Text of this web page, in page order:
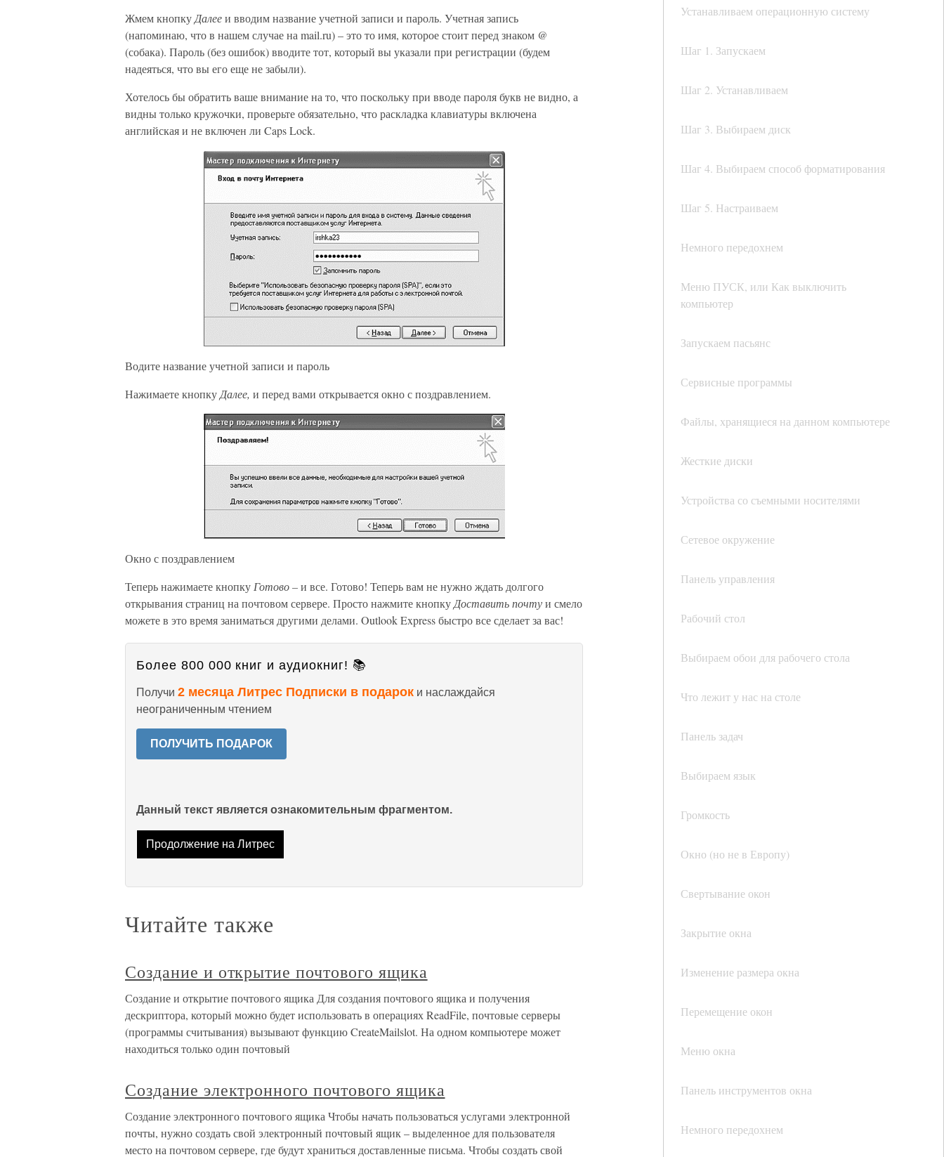
Устанавливаем операционную систему
Шаг 1. Запускаем
Шаг 2. Устанавливаем
Шаг 3. Выбираем диск
Шаг 4. Выбираем способ форматирования
Шаг 5. Настраиваем
Немного передохнем
Меню ПУСК, или Как выключить
компьютер
Запускаем пасьянс
Сервисные программы
Файлы, хранящиеся на данном компьютере
Жесткие диски
Устройства со съемными носителями
Сетевое окружение
Панель управления
Рабочий стол
Выбираем обои для рабочего стола
Что лежит у нас на столе
Панель задач
Выбираем язык
Громкость
Окно (но не в Европу)
Свертывание окон
Закрытие окна
Изменение размера окна
Перемещение окон
Меню окна
Панель инструментов окна
Немного передохнем
Жмем кнопку Далееи вводим название учетной записи и пароль. Учетная запись
(напоминаю, что в нашем случае на mail.ru) – это то имя, которое стоит перед знаком @
(собака). Пароль (без ошибок) вводите тот, который вы указали при регистрации (будем
надеяться, что вы его еще не забыли).
Хотелось бы обратить ваше внимание на то, что поскольку при вводе пароля букв не видно, а
видны только кружочки, проверьте обязательно, что раскладка клавиатуры включена
английская и не включен ли Caps Lock.
Водите название учетной записи и пароль
Нажимаете кнопку Далее, и перед вами открывается окно с поздравлением.
Окно с поздравлением
Теперь нажимаете кнопку Готово –и все. Готово! Теперь вам не нужно ждать долгого
открывания страниц на почтовом сервере. Просто нажмите кнопку Доставить почтуи смело
можете в это время заниматься другими делами. Outlook Express быстро все сделает за вас!
Более 800 000 книг и аудиокниг! 📚
Получи 2 месяца Литрес Подписки в подарок и наслаждайся
неограниченным чтением
ПОЛУЧИТЬ ПОДАРОК
Данный текст является ознакомительным фрагментом.
Продолжение на Литрес
Читайте также
Создание и открытие почтового ящика
Создание и открытие почтового ящика Для создания почтового ящика и получения
дескриптора, который можно будет использовать в операциях ReadFile, почтовые серверы
(программы считывания) вызывают функцию CreateMailslot. На одном компьютере может
находиться только один почтовый
Создание электронного почтового ящика
Создание электронного почтового ящика Чтобы начать пользоваться услугами электронной
почты, нужно создать свой электронный почтовый ящик – выделенное для пользователя
место на почтовом сервере, где будут храниться доставленные письма. Чтобы создать свой